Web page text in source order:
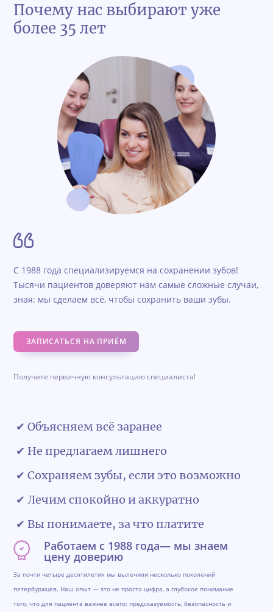
Почему нас выбирают уже
более 35 лет
С 1988 года специализируемся на сохранении зубов!
Тысячи пациентов доверяют нам самые сложные случаи,
зная: мы сделаем всё, чтобы сохранить ваши зубы.
ЗАПИСАТЬСЯ НА ПРИЁМ
Получите первичную консультацию специалиста!
✔ Объясняем всё заранее
✔ Не предлагаем лишнего
✔ Сохраняем зубы, если это возможно
✔ Лечим спокойно и аккуратно
✔ Вы понимаете, за что платите
Работаем с 1988 года— мы знаем
цену доверию
За почти четыре десятилетия мы вылечили несколько поколений
петербуржцев. Наш опыт — это не просто цифра, а глубокое понимание
того, что для пациента важнее всего: предсказуемость, безопасность и